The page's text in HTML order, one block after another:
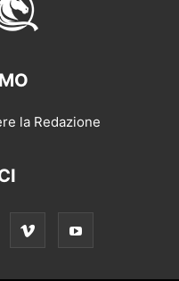
la Redazione